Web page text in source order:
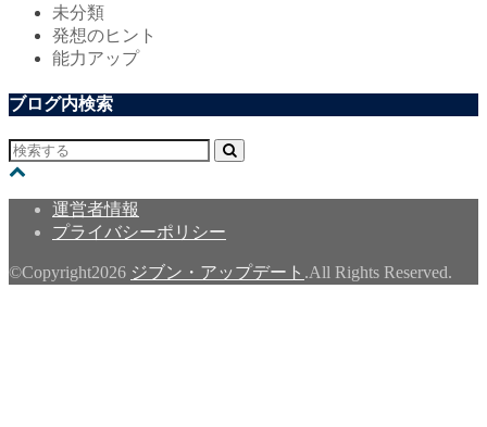
未分類
発想のヒント
能力アップ
ブログ内検索
運営者情報
プライバシーポリシー
©Copyright2026 ジブン・アップデート .All Rights Reserved.